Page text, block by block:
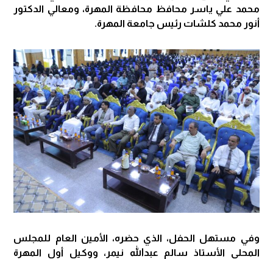
محمد علي ياسر محافظ محافظة المهرة، ومعالي الدكتور
أنور محمد كلشات رئيس جامعة المهرة.
وفي مستهل الحفل، الذي حضره، الأمين العام للمجلس
المحلي الأستاذ سالم عبدالله نيمر، ووكيل أول المهرة